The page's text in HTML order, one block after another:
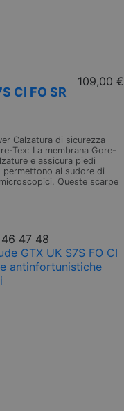
CI FO SR
109,00 €
Calzatura di sicurezza
Tex: La membrana Gore-
e assicura piedi
al sudore di
Queste scarpe
46 47 48